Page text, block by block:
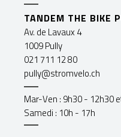
TANDEM THE BIKE
Av. de Lavaux 4
1009 Pully
021 711 12 80
pully@stromvelo.ch
Mar-Ven : 9h30 - 12h30
Samedi : 10h - 17h